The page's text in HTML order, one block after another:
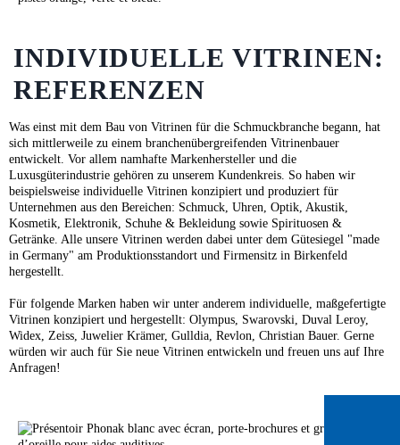
INDIVIDUELLE VITRINEN:
REFERENZEN
Was einst mit dem Bau von Vitrinen für die Schmuckbranche begann, hat
sich mittlerweile zu einem branchenübergreifenden Vitrinenbauer
entwickelt. Vor allem namhafte Markenhersteller und die
Luxusgüterindustrie gehören zu unserem Kundenkreis. So haben wir
beispielsweise individuelle Vitrinen konzipiert und produziert für
Unternehmen aus den Bereichen: Schmuck, Uhren, Optik, Akustik,
Kosmetik, Elektronik, Schuhe & Bekleidung sowie Spirituosen &
Getränke. Alle unsere Vitrinen werden dabei unter dem Gütesiegel "made
in Germany" am Produktionsstandort und Firmensitz in Birkenfeld
hergestellt.
Für folgende Marken haben wir unter anderem individuelle, maßgefertigte
Vitrinen konzipiert und hergestellt: Olympus, Swarovski, Duval Leroy,
Widex, Zeiss, Juwelier Krämer, Gulldia, Revlon, Christian Bauer. Gerne
würden wir auch für Sie neue Vitrinen entwickeln und freuen uns auf Ihre
Anfragen!